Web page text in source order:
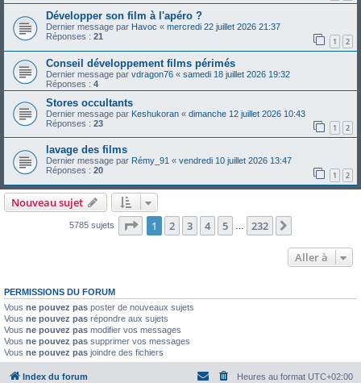
Développer son film à l'apéro ?
Dernier message par Havoc « mercredi 22 juillet 2026 21:37
Réponses : 21 1 2
Conseil développement films périmés
Dernier message par vdragon76 « samedi 18 juillet 2026 19:32
Réponses : 4
Stores occultants
Dernier message par Keshukoran « dimanche 12 juillet 2026 10:43
Réponses : 23 1 2
lavage des films
Dernier message par Rémy_91 « vendredi 10 juillet 2026 13:47
Réponses : 20 1 2
Nouveau sujet
5785 sujets Page 1sur232
1 2 3 4 5 232
Aller à
PERMISSIONS DU FORUM
Vous ne pouvez pas poster de nouveaux sujets
Vous ne pouvez pas répondre aux sujets
Vous ne pouvez pas modifier vos messages
Vous ne pouvez pas supprimer vos messages
Vous ne pouvez pas joindre des fichiers
Index du forum Heures au format UTC+02:00